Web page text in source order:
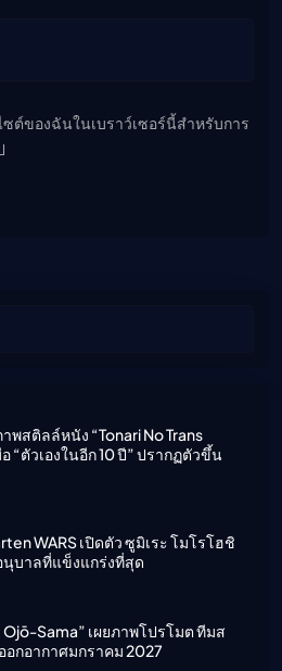
ซต์ของฉันในเบราว์เซอร์นี้สำหรับการ
พสติลล์หนัง “Tonari No Trans
“ตัวเองในอีก 10 ปี” ปรากฏตัวขึ้น
WARS เปิดตัว ซูมิเระ โมโรโฮชิ
นุบาลที่แข็งแกร่งที่สุด
Ojō-Sama” เผยภาพโปรโมต ทีมส
กอากาศมกราคม 2027